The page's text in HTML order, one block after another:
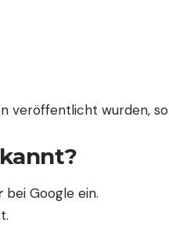
veröffentlicht wurden,
bei Google ein.